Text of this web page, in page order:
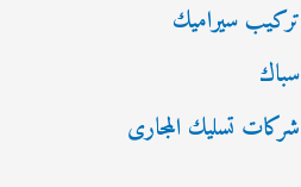
تركيب سيراميك
سباك
شركات تسليك المجارى